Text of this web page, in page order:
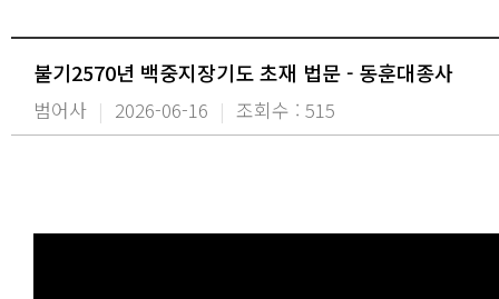
불기2570년 백중지장기도 초재 법문 - 동훈대종사
범어사 | 2026-06-16 | 조회수 : 515